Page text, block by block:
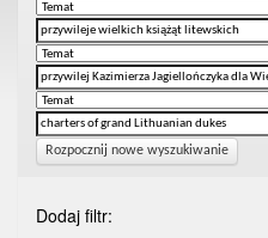
Rozpocznij nowe wyszukiwanie
Dodaj filtr: